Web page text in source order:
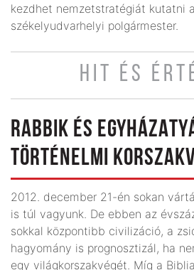
kezdhet nemzetstratégiát kutatni
székelyudvarhelyi polgármester.
HIT ÉS
RABBIK ÉS
TÖRTÉNELMI
2012. december 21-én sokan
is túl vagyunk. De ebben az
sokkal központibb civilizáció, a
hagyomány is prognosztizál, ha
egy világkorszakvégét. Míg a